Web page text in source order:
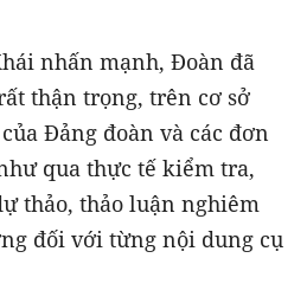
nhấn mạnh, Đoàn đã
thận trọng, trên cơ sở
Đảng đoàn và các đơn
qua thực tế kiểm tra,
thảo, thảo luận nghiêm
đối với từng nội dung cụ